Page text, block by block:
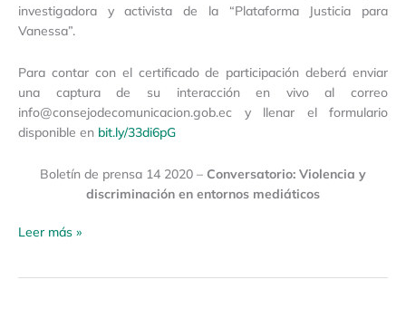
investigadora y activista de la “Plataforma Justicia para
Vanessa”.
Para contar con el certificado de participación deberá enviar
una captura de su interacción en vivo al correo
info@consejodecomunicacion.gob.ec y llenar el formulario
disponible en bit.ly/33di6pG
Boletín de prensa 14 2020 – Conversatorio: Violencia y
discriminación en entornos mediáticos
Leer más »